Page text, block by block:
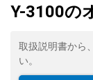
お
会員価格
Y-3100の
取扱説明書から
い。